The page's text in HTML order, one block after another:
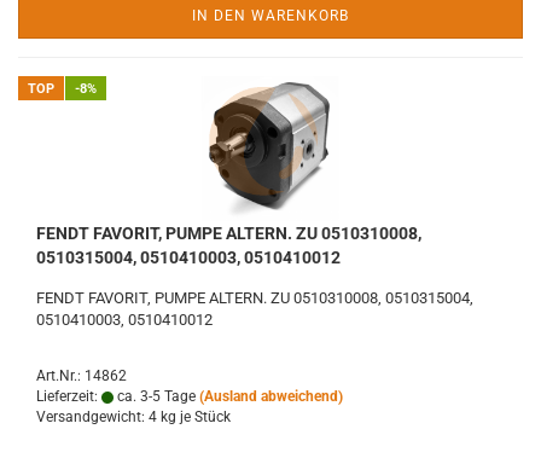
IN DEN WARENKORB
TOP -8%
FENDT FAVORIT, PUMPE ALTERN. ZU 0510310008,
0510315004, 0510410003, 0510410012
FENDT FAVORIT, PUMPE ALTERN. ZU 0510310008, 0510315004,
0510410003, 0510410012
Art.Nr.: 14862
Lieferzeit:
ca. 3-5 Tage (Ausland abweichend)
Versandgewicht: 4 kg je Stück